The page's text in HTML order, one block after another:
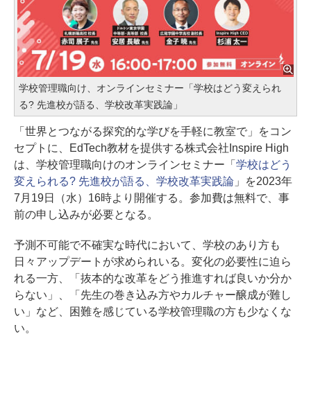
学校管理職向け、オンラインセミナー「学校はどう変えられ
る? 先進校が語る、学校改革実践論」
「世界とつながる探究的な学びを手軽に教室で」をコン
セプトに、EdTech教材を提供する株式会社Inspire High
は、学校管理職向けのオンラインセミナー「 学校はどう
変えられる? 先進校が語る、学校改革実践論」を2023年
7月19日（水）16時より開催する。参加費は無料で、事
前の申し込みが必要となる。
予測不可能で不確実な時代において、学校のあり方も
日々アップデートが求められいる。変化の必要性に迫ら
れる一方、「抜本的な改革をどう推進すれば良いか分か
らない」、「先生の巻き込み方やカルチャー醸成が難し
い」など、困難を感じている学校管理職の方も少なくな
い。